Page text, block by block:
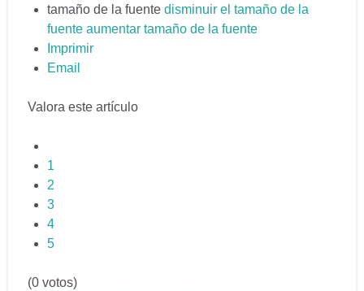
tamaño de la fuente disminuir el tamaño de la
fuente aumentar tamaño de la fuente
Imprimir
Email
Valora este artículo
1
2
3
4
5
(0 votos)